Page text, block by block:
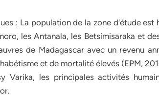
: La population de la zone d’étude
les Antanala, les Betsimisaraka et
de Madagascar avec un revenu
et de mortalité élevés (EPM,
Varika, les principales activités